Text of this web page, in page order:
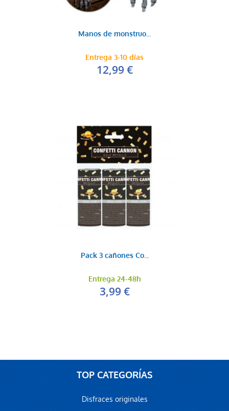
Manos de monstruo...
Entrega 3-10 días
12,99 €
Pack 3 cañones Co...
Entrega 24-48h
3,99 €
TOP CATEGORÍAS
Disfraces originales